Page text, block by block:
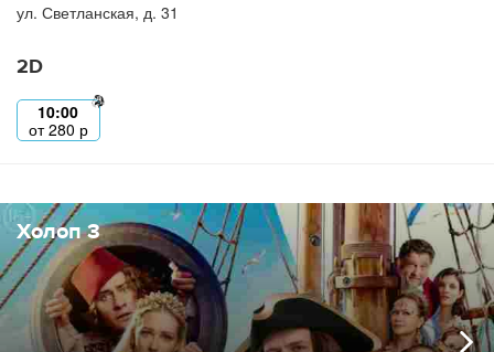
ул. Светланская, д. 31
2D
10:00
от280 р
Холоп 3